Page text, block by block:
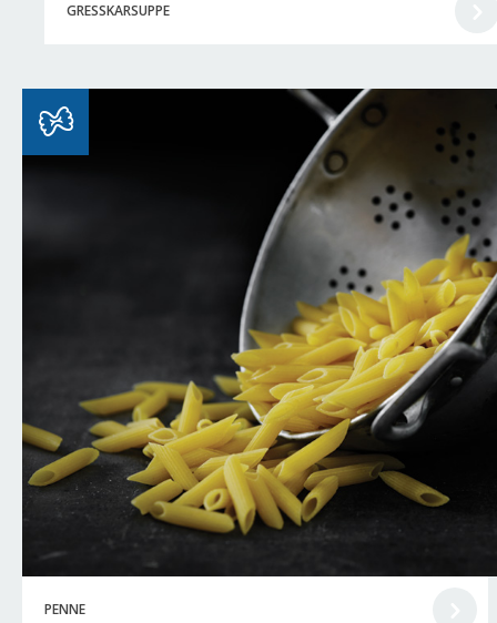
GRESSKARSUPPE
PENNE